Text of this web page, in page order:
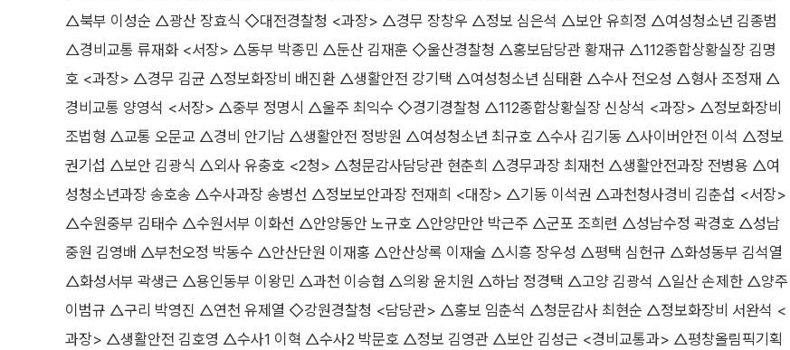
△북부 이성순 △광산 장효식 ◇대전경찰청 <과장> △경무 장창우 △정보 심은석 △보안 유희정 △여성청소년 김종범
△경비교통 류재화 <서장> △동부 박종민 △둔산 김재훈 ◇울산경찰청 △홍보담당관 황재규 △112종합상황실장 김명
호 <과장> △경무 김균 △정보화장비 배진환 △생활안전 강기택 △여성청소년 심태환 △수사 전오성 △형사 조정재 △
경비교통 양영석 <서장> △중부 정명시 △울주 최익수 ◇경기경찰청 △112종합상황실장 신상석 <과장> △정보화장비
조법형 △교통 오문교 △경비 안기남 △생활안전 정방원 △여성청소년 최규호 △수사 김기동 △사이버안전 이석 △정보
권기섭 △보안 김광식 △외사 유충호 <2청> △청문감사담당관 현춘희 △경무과장 최재천 △생활안전과장 전병용 △여
성청소년과장 송호송 △수사과장 송병선 △정보보안과장 전재희 <대장> △기동 이석권 △과천청사경비 김춘섭 <서장>
△수원중부 김태수 △수원서부 이화선 △안양동안 노규호 △안양만안 박근주 △군포 조희련 △성남수정 곽경호 △성남
중원 김영배 △부천오정 박동수 △안산단원 이재홍 △안산상록 이재술 △시흥 장우성 △평택 심헌규 △화성동부 김석열
△화성서부 곽생근 △용인동부 이왕민 △과천 이승협 △의왕 윤치원 △하남 정경택 △고양 김광석 △일산 손제한 △양주
이범규 △구리 박영진 △연천 유제열 ◇강원경찰청 <담당관> △홍보 임춘석 △청문감사 최현순 △정보화장비 서완석 <
과장> △생활안전 김호영 △수사1 이혁 △수사2 박문호 △정보 김영관 △보안 김성근 <경비교통과> △평창올림픽기획